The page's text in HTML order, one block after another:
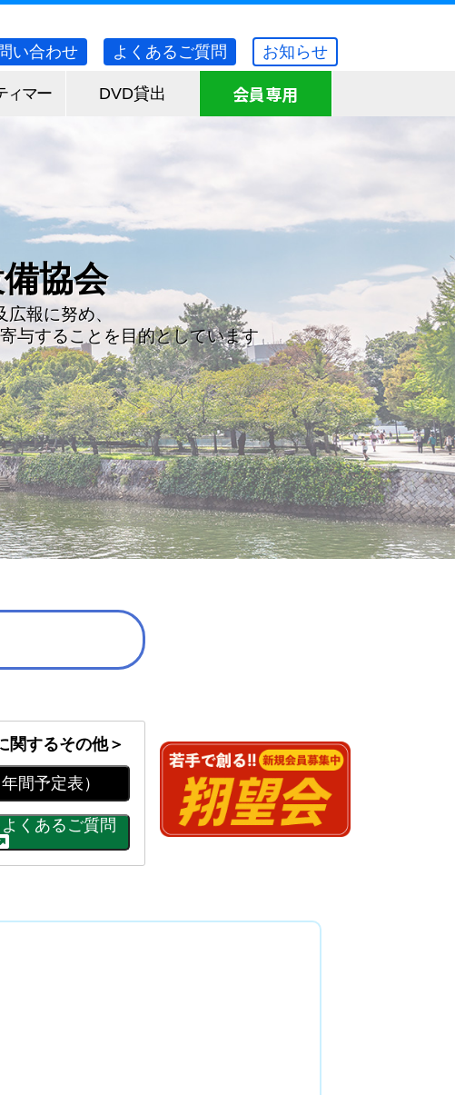
い合わせ よくあるご質問 お知らせ
ィマー DVD貸出 会員専用
協会
報に努め、
与することを目的としています
れていますか？
件を満たしている
す
ついて
持管理が重要です。このため、消防法で
持管理を防火対象物の関係者に義務づけ
ております
キストについて
テキストを販売しています
関するその他＞
間予定表）